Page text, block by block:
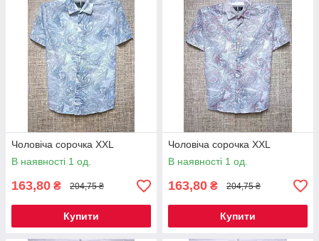
Чоловіча сорочка XXL
В наявності 1 од.
163,80 ₴ 204,75 ₴
Купити
Чоловіча сорочка XXL
В наявності 1 од.
163,80 ₴ 204,75 ₴
Купити